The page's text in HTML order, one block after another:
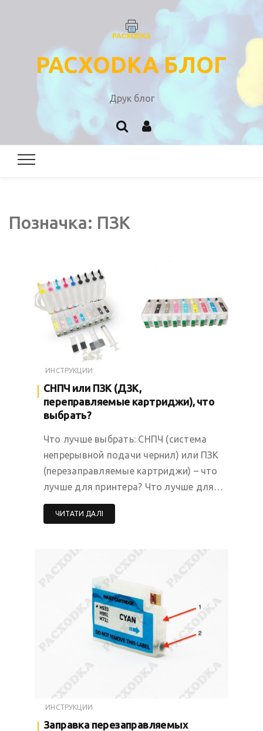
PACXODKA БЛОГ
Друк блог
Позначка: ПЗК
ИНСТРУКЦИИ
СНПЧ или ПЗК (ДЗК,
переправляемые картриджи), что
выбрать?
Что лучше выбрать: СНПЧ (система
непрерывной подачи чернил) или ПЗК
(перезаправляемые картриджи) – что
лучше для принтера? Что лучше для…
ЧИТАТИ ДАЛІ
ИНСТРУКЦИИ
Заправка перезаправляемых